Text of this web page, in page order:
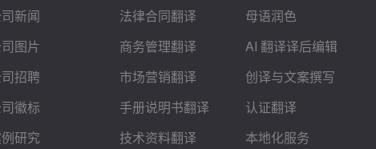
新闻
图片
招聘
徽标
研究
法律合同翻译
母语润色
商务管理翻译
AI 翻译译后编辑
市场营销翻译
创译与文案撰写
手册说明书翻译
认证翻译
技术资料翻译
本地化服务